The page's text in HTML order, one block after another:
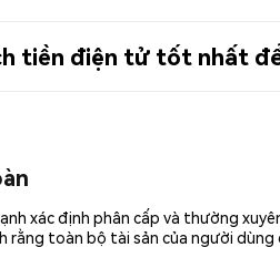
tiền điện tử tốt nhất
xác định phân cấp và thường
rằng toàn bộ tài sản của người